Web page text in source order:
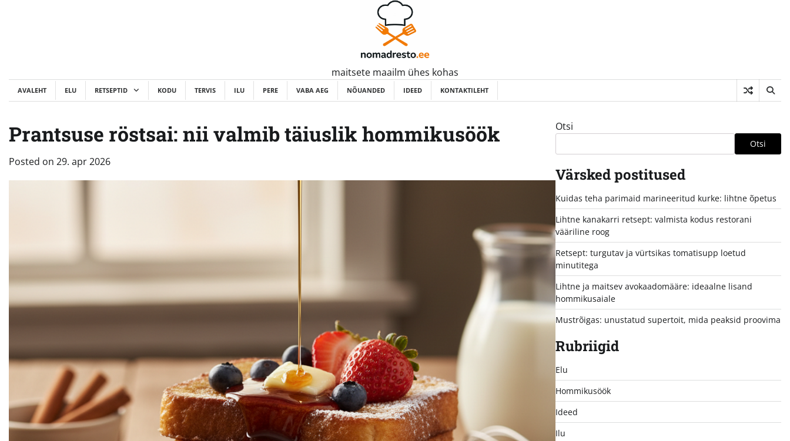
maitsete maailm ühes kohas
AVALEHT ELU RETSEPTID KODU TERVIS ILU PERE VABA AEG NÕUANDED IDEED KONTAKTILEHT
Prantsuse röstsai: nii valmib täiuslik hommikusöök
Posted on 29. apr 2026
Otsi
Otsi
Värsked postitused
Kuidas teha parimaid marineeritud kurke: lihtne õpetus
Lihtne kanakarri retsept: valmista kodus restorani
vääriline roog
Retsept: turgutav ja vürtsikas tomatisupp loetud
minutitega
Lihtne ja maitsev avokaadomääre: ideaalne lisand
hommikusaiale
Mustrõigas: unustatud supertoit, mida peaksid proovima
Rubriigid
Elu
Hommikusöök
Ideed
Ilu